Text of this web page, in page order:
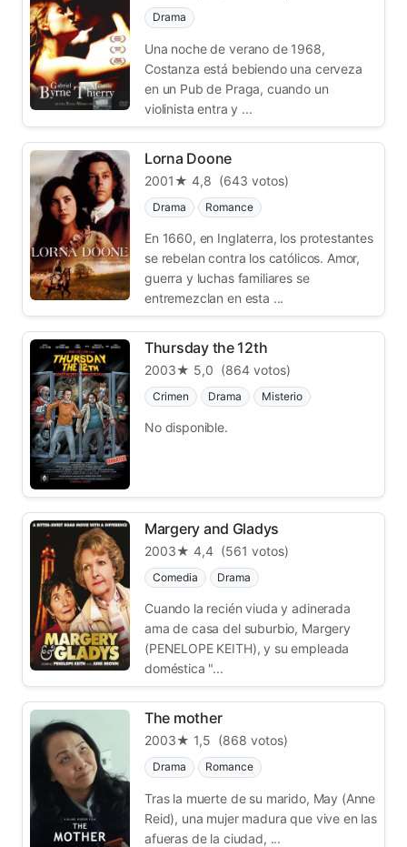
Drama
Una noche de verano de 1968,
Costanza está bebiendo una cerveza
en un Pub de Praga, cuando un
violinista entra y ...
Lorna Doone
2001★ 4,8 (643 votos)
Drama Romance
En 1660, en Inglaterra, los protestantes
se rebelan contra los católicos. Amor,
guerra y luchas familiares se
entremezclan en esta ...
Thursday the 12th
2003★ 5,0 (864 votos)
Crimen Drama Misterio
No disponible.
Margery and Gladys
2003★ 4,4 (561 votos)
Comedia Drama
Cuando la recién viuda y adinerada
ama de casa del suburbio, Margery
(PENELOPE KEITH), y su empleada
doméstica "...
The mother
2003★ 1,5 (868 votos)
Drama Romance
Tras la muerte de su marido, May (Anne
Reid), una mujer madura que vive en las
afueras de la ciudad, ...